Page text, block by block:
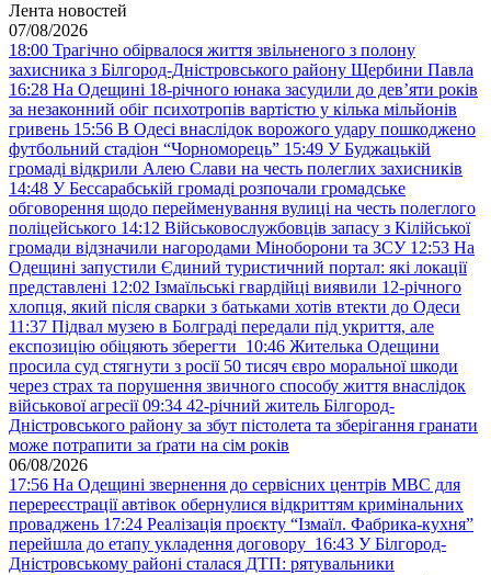
Лента новостей
07/08/2026
18:00 Трагічно обірвалося життя звільненого з полону
захисника з Білгород-Дністровського району Щербини Павла
16:28 На Одещині 18-річного юнака засудили до дев’яти років
за незаконний обіг психотропів вартістю у кілька мільйонів
гривень 15:56 В Одесі внаслідок ворожого удару пошкоджено
футбольний стадіон “Чорноморець” 15:49 У Буджацькій
громаді відкрили Алею Слави на честь полеглих захисників
14:48 У Бессарабській громаді розпочали громадське
обговорення щодо перейменування вулиці на честь полеглого
поліцейського 14:12 Військовослужбовців запасу з Кілійської
громади відзначили нагородами Міноборони та ЗСУ 12:53 На
Одещині запустили Єдиний туристичний портал: які локації
представлені 12:02 Ізмаїльські гвардійці виявили 12-річного
хлопця, який після сварки з батьками хотів втекти до Одеси
11:37 Підвал музею в Болграді передали під укриття, але
експозицію обіцяють зберегти 10:46 Жителька Одещини
просила суд стягнути з росії 50 тисяч євро моральної шкоди
через страх та порушення звичного способу життя внаслідок
військової агресії 09:34 42-річний житель Білгород-
Дністровського району за збут пістолета та зберігання гранати
може потрапити за ґрати на сім років
06/08/2026
17:56 На Одещині звернення до сервісних центрів МВС для
перереєстрації автівок обернулися відкриттям кримінальних
проваджень 17:24 Реалізація проєкту “Ізмаїл. Фабрика-кухня”
перейшла до етапу укладення договору 16:43 У Білгород-
Дністровському районі сталася ДТП: рятувальники